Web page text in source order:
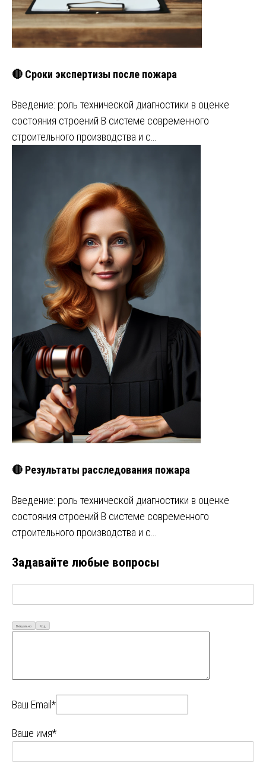
🔴 Сроки экспертизы после пожара
Введение: роль технической диагностики в оценке
состояния строений В системе современного
строительного производства и с…
🔴 Результаты расследования пожара
Введение: роль технической диагностики в оценке
состояния строений В системе современного
строительного производства и с…
Задавайте любые вопросы
Визуально Код
Ваш Email*
Ваше имя*